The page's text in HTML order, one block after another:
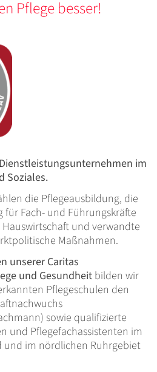
Pflege besser!
im
Soziales.
die Pflegeausbildung, die
Fach- und Führungskräfte
und verwandte
Maßnahmen.
unserer Caritas
und Gesundheit bilden wir
Pflegeschulen den
sowie qualifizierte
und Pflegefachassistenten im
und im nördlichen Ruhrgebiet